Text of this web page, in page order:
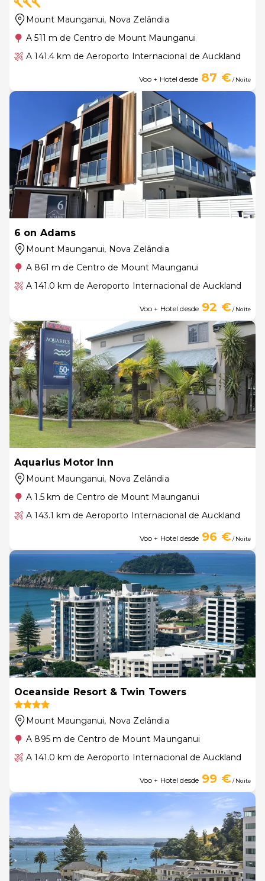
Mount Maunganui, Nova Zelândia
A 511 m de Centro de Mount Maunganui
A 141.4 km de Aeroporto Internacional de Auckland
Voo + Hotel desde 87 €/ Noite
6 on Adams
Mount Maunganui, Nova Zelândia
A 861 m de Centro de Mount Maunganui
A 141.0 km de Aeroporto Internacional de Auckland
Voo + Hotel desde 92 €/ Noite
Aquarius Motor Inn
Mount Maunganui, Nova Zelândia
A 1.5 km de Centro de Mount Maunganui
A 143.1 km de Aeroporto Internacional de Auckland
Voo + Hotel desde 96 €/ Noite
Oceanside Resort & Twin Towers
Mount Maunganui, Nova Zelândia
A 895 m de Centro de Mount Maunganui
A 141.0 km de Aeroporto Internacional de Auckland
Voo + Hotel desde 99 €/ Noite